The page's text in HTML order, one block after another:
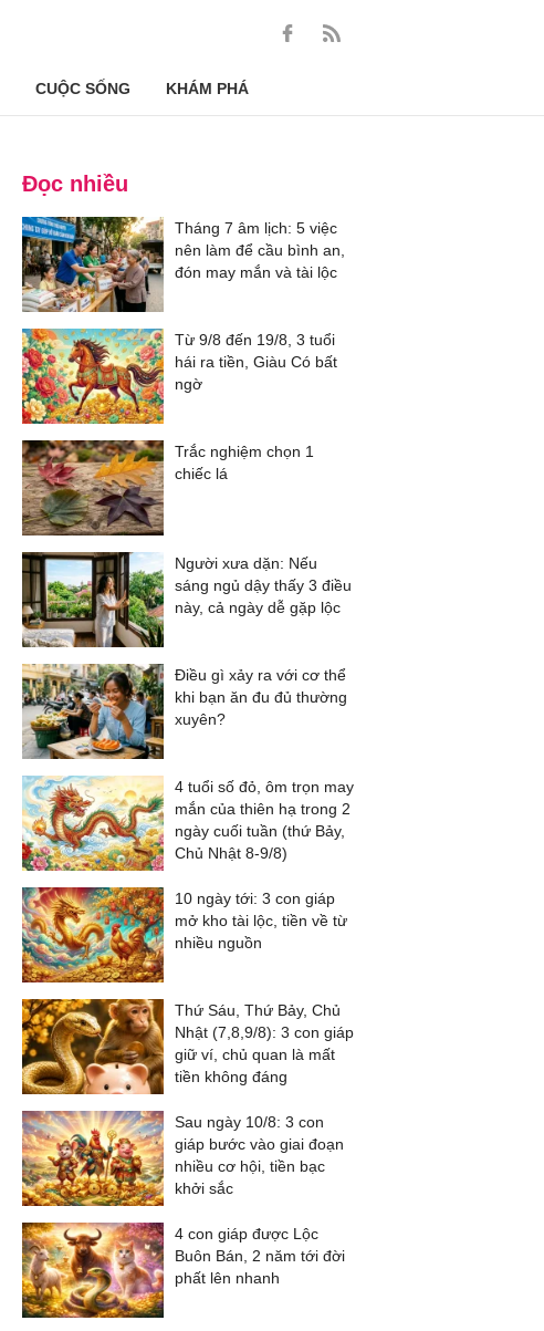
CUỘC SỐNG KHÁM PHÁ
Đọc nhiều
Tháng 7 âm lịch: 5 việc
nên làm để cầu bình an,
đón may mắn và tài lộc
Từ 9/8 đến 19/8, 3 tuổi
hái ra tiền, Giàu Có bất
ngờ
Trắc nghiệm chọn 1
chiếc lá
Người xưa dặn: Nếu
sáng ngủ dậy thấy 3 điều
này, cả ngày dễ gặp lộc
Điều gì xảy ra với cơ thể
khi bạn ăn đu đủ thường
xuyên?
4 tuổi số đỏ, ôm trọn may
mắn của thiên hạ trong 2
ngày cuối tuần (thứ Bảy,
Chủ Nhật 8-9/8)
10 ngày tới: 3 con giáp
mở kho tài lộc, tiền về từ
nhiều nguồn
Thứ Sáu, Thứ Bảy, Chủ
Nhật (7,8,9/8): 3 con giáp
giữ ví, chủ quan là mất
tiền không đáng
Sau ngày 10/8: 3 con
giáp bước vào giai đoạn
nhiều cơ hội, tiền bạc
khởi sắc
4 con giáp được Lộc
Buôn Bán, 2 năm tới đời
phất lên nhanh